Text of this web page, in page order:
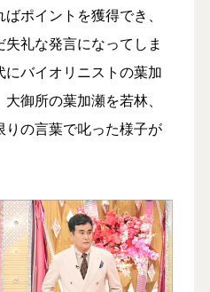
ポイントを獲得でき、
礼な発言になってしま
にバイオリニストの葉加
御所の葉加瀬を若林、
の言葉で叱った様子が